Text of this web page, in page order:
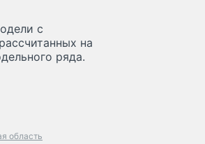
с
на
ряда.
область